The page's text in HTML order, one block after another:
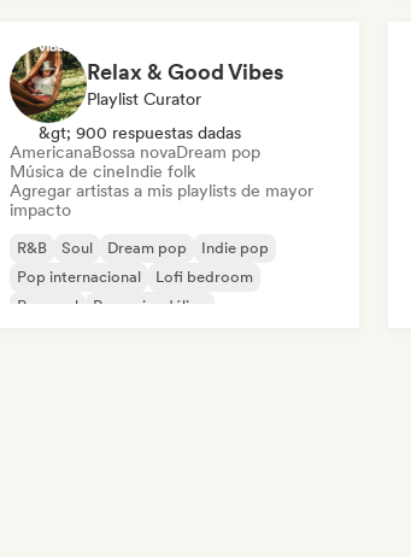
Relax & Good Vibes
Playlist Curator
&gt; 900 respuestas dadas
AmericanaBossa novaDream pop
Música de cineIndie folk
Agregar artistas a mis playlists de mayor
impacto
R&B Soul Dream pop
Indie pop
Pop internacional
Lofi bedroom
Pop soul
Pop psicodélico